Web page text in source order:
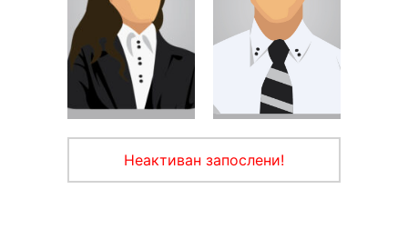
Неактиван запослени!